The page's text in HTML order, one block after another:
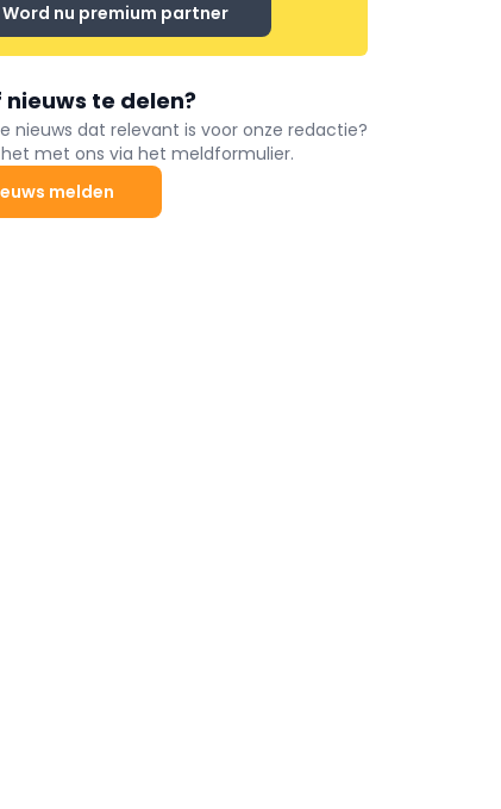
Word nu premium partner
nieuws te delen?
nieuws dat relevant is voor onze redactie?
met ons via het meldformulier.
melden